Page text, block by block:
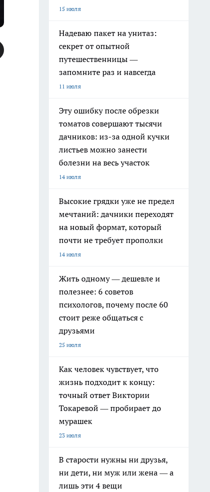
15 июля
Надеваю пакет на унитаз:
секрет от опытной
путешественницы —
запомните раз и навсегда
11 июля
Эту ошибку после обрезки
томатов совершают тысячи
дачников: из-за одной кучки
листьев можно занести
болезни на весь участок
14 июля
Высокие грядки уже не предел
мечтаний: дачники переходят
на новый формат, который
почти не требует прополки
14 июля
Жить одному — дешевле и
полезнее: 6 советов
психологов, почему после 60
стоит реже общаться с
друзьями
25 июля
Как человек чувствует, что
жизнь подходит к концу:
точный ответ Виктории
Токаревой — пробирает до
мурашек
23 июля
В старости нужны ни друзья,
ни дети, ни муж или жена — а
лишь эти 4 вещи